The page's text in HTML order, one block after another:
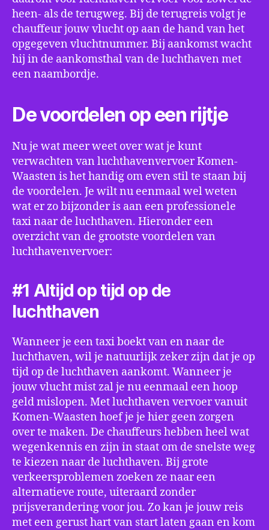
heen- als de terugweg. Bij de terugreis volgt je
chauffeur jouw vlucht op aan de hand van het
opgegeven vluchtnummer. Bij aankomst wacht
hij in de aankomsthal van de luchthaven met
een naambordje.
De voordelen op een rijtje
Nu je wat meer weet over wat je kunt
verwachten van luchthavenvervoer Komen-
Waasten is het handig om even stil te staan bij
de voordelen. Je wilt nu eenmaal wel weten
wat er zo bijzonder is aan een professionele
taxi naar de luchthaven. Hieronder een
overzicht van de grootste voordelen van
luchthavenvervoer:
#1 Altijd op tijd op de
luchthaven
Wanneer je een taxi boekt van en naar de
luchthaven, wil je natuurlijk zeker zijn dat je op
tijd op de luchthaven aankomt. Wanneer je
jouw vlucht mist zal je nu eenmaal een hoop
geld mislopen. Met luchthaven vervoer vanuit
Komen-Waasten hoef je je hier geen zorgen
over te maken. De chauffeurs hebben heel wat
wegenkennis en zijn in staat om de snelste weg
te kiezen naar de luchthaven. Bij grote
verkeersproblemen zoeken ze naar een
alternatieve route, uiteraard zonder
prijsverandering voor jou. Zo kan je jouw reis
met een gerust hart van start laten gaan en kom